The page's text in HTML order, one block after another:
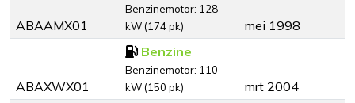
ABAAMX01
Benzinemotor: 128
kW (174 pk)
mei 1998
ABAXWX01
Benzine
Benzinemotor: 110
kW (150 pk)
mrt 2004